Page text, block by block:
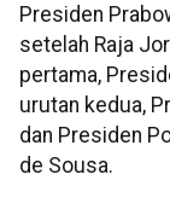
Presiden
setelah Raja
pertama,
urutan kedua,
dan Presiden
de Sousa.